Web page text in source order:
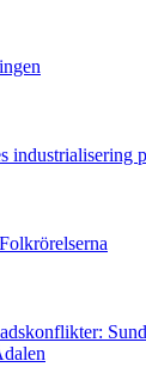
industrialisering